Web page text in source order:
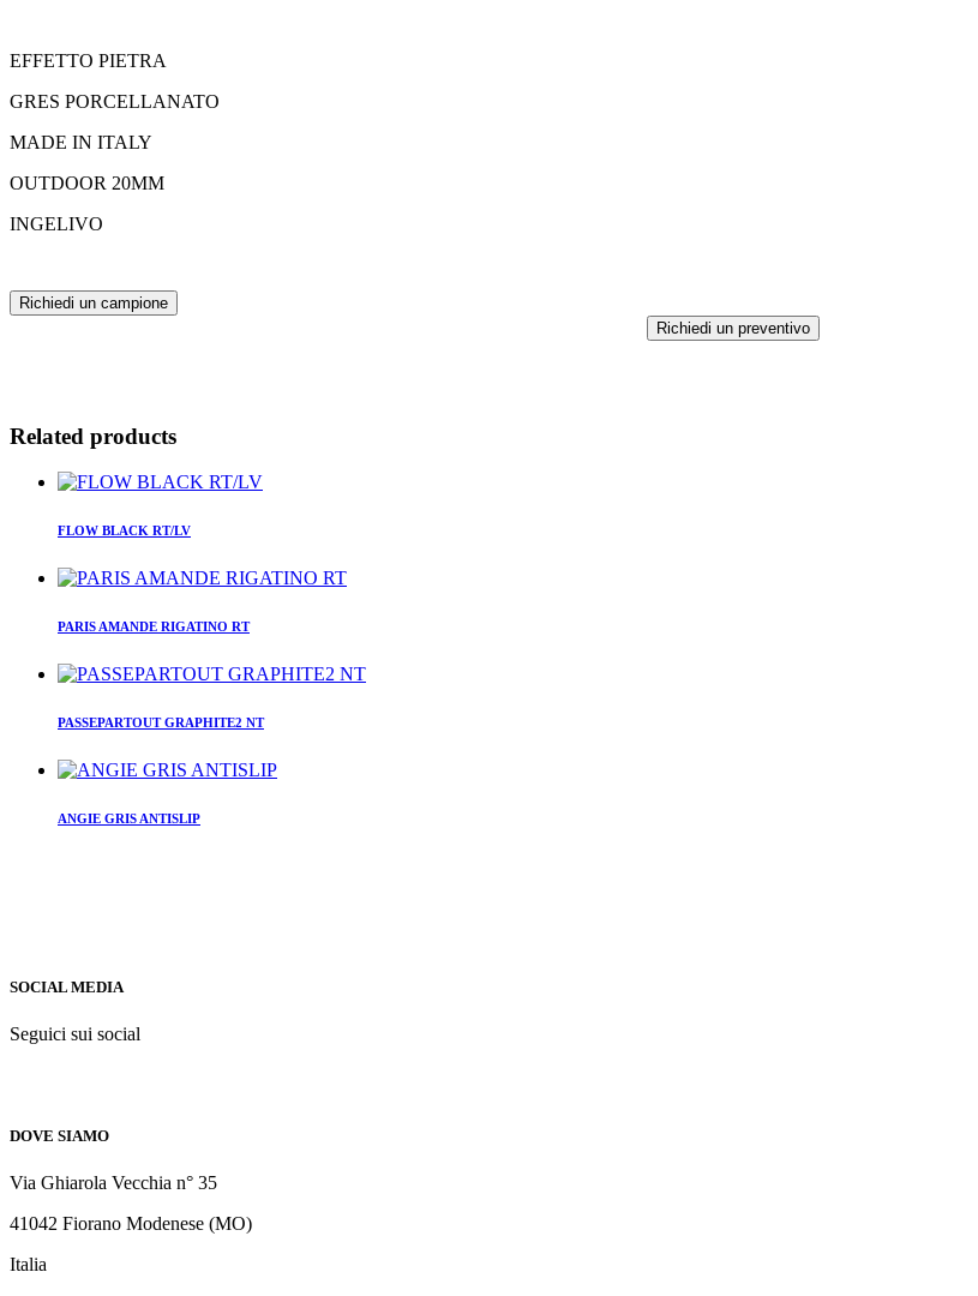
EFFETTO PIETRA
GRES PORCELLANATO
MADE IN ITALY
OUTDOOR 20MM
INGELIVO
Richiedi un campione
Richiedi un preventivo
Related products
FLOW BLACK RT/LV
PARIS AMANDE RIGATINO RT
PASSEPARTOUT GRAPHITE2 NT
ANGIE GRIS ANTISLIP
SOCIAL MEDIA
Seguici sui social
DOVE SIAMO
Via Ghiarola Vecchia n° 35
41042 Fiorano Modenese (MO)
Italia